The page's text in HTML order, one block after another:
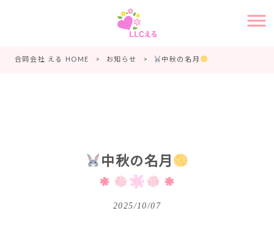
合同会社 える HOME > お知らせ > 中秋の名月
中秋の名月
2025/10/07